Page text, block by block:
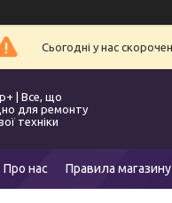
Сьогодні у нас
| Все, що
для ремонту
техніки
Про нас Правила магазину